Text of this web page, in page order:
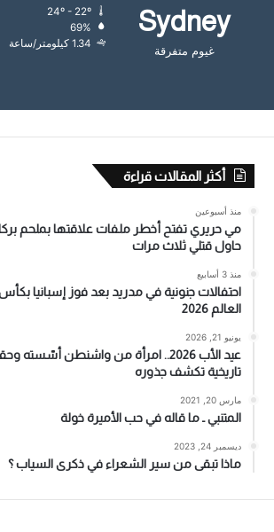
Sydney
غيوم متفرقة
69%
1.34 كيلومتر/ساعة
أكثر المقالات قراءة
منذ أسبوعين
مي حريري تفتح أخطر ملفات علاقتها بملحم
حاول قتلي ثلاث مرات
منذ 3 أسابيع
احتفالات جنونية في مدريد بعد فوز إسبانيا
العالم 2026
يونيو 21, 2026
عيد الأب 2026.. امرأة من واشنطن أسّسته
تاريخية تكشف جذوره
مارس 20, 2021
المتنبي ـ ما قاله في حب الأميرة خولة
ديسمبر 24, 2023
ماذا تبقى من سير الشعراء في ذكرى السياب ؟